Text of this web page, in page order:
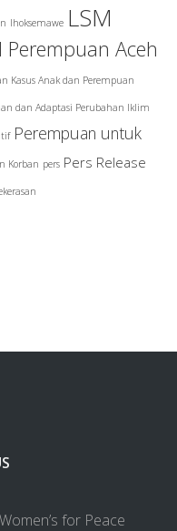
lhoksemawe LSM
Perempuan Aceh
Kasus Anak dan Perempuan
dan Adaptasi Perubahan Iklim
Perempuan untuk
Korban pers Pers Release
for Peace